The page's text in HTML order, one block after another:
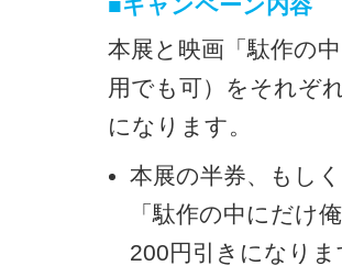
本展と映画「駄作の
用でも可）をそれぞ
になります。
本展の半券、もし
「駄作の中にだけ
200円引きになりま